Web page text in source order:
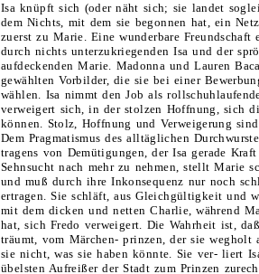
Isa knüpft sich (oder näht sich; sie landet
dem Nichts, mit dem sie begonnen hat, ein
zuerst zu Marie. Eine wunderbare
durch nichts unterzukriegenden Isa und der
aufdeckenden Marie. Madonna und Lauren
gewählten Vorbilder, die sie bei einer
wählen. Isa nimmt den Job als
verweigert sich, in der stolzen Hoffnung, sich
können. Stolz, Hoffnung und Verweigerung
Dem Pragmatismus des alltäglichen
tragens von Demütigungen, der Isa gerade
Sehnsucht nach mehr zu nehmen, stellt Marie
und muß durch ihre Inkonsequenz nur noch
ertragen. Sie schläft, aus Gleichgültigkeit und
mit dem dicken und netten Charlie, während
hat, sich Fredo verweigert. Die Wahrheit ist,
träumt, vom Märchen- prinzen, der sie wegholt
sie nicht, was sie haben könnte. Sie ver- liert
übelsten Aufreißer der Stadt zum Prinzen